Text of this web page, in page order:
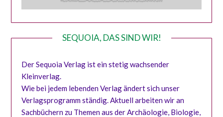
SEQUOIA, DAS SIND WIR!
Der Sequoia Verlag ist ein stetig wachsender
Kleinverlag.
Wie bei jedem lebenden Verlag ändert sich unser
Verlagsprogramm ständig. Aktuell arbeiten wir an
Sachbüchern zu Themen aus der Archäologie, Biologie,